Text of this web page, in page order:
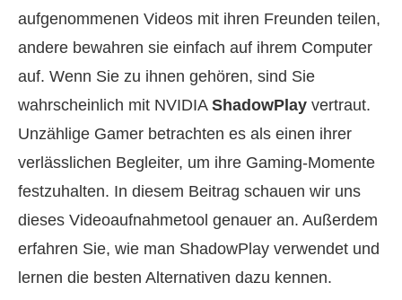
aufgenommenen Videos mit ihren Freunden teilen,
andere bewahren sie einfach auf ihrem Computer
auf. Wenn Sie zu ihnen gehören, sind Sie
wahrscheinlich mit NVIDIA ShadowPlay vertraut.
Unzählige Gamer betrachten es als einen ihrer
verlässlichen Begleiter, um ihre Gaming-Momente
festzuhalten. In diesem Beitrag schauen wir uns
dieses Videoaufnahmetool genauer an. Außerdem
erfahren Sie, wie man ShadowPlay verwendet und
lernen die besten Alternativen dazu kennen.